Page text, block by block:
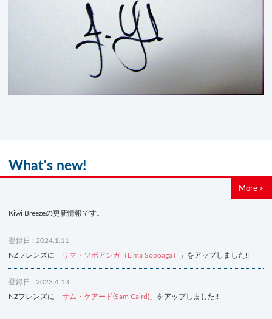
What's new!
More >
Kiwi Breezeの更新情報です。
登録日 : 2024.1.11
NZフレンズに「 リマ・ソポアンガ（Lima Sopoaga） 」をアップしました!!
登録日 : 2023.4.13
NZフレンズに「 サム・ケアード(Sam Caird) 」をアップしました!!